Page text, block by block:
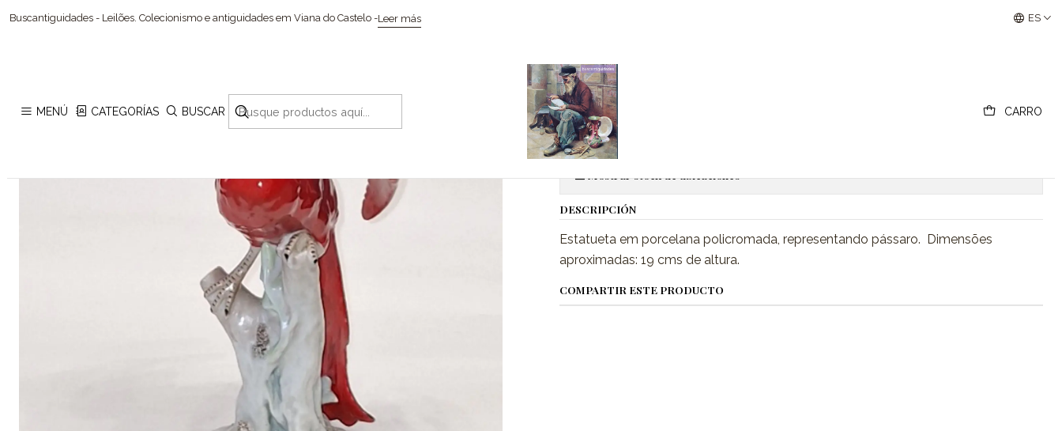
MENÚ CATEGORÍAS BUSCAR CARRO
Buscantiguidades - Leilões. Colecionismo e antiguidades em Viana do Castelo -Leer más Buscantiguidades - Leilões Colecionismo e ES
Inicio
|
Pássaro em porcelana Artibus
Cantidad
Mostrar stock de ubicaciones
DESCRIPCIÓN
Estatueta em porcelana policromada, representando pássaro. Dimensões
aproximadas: 19 cms de altura.
COMPARTIR ESTE PRODUCTO